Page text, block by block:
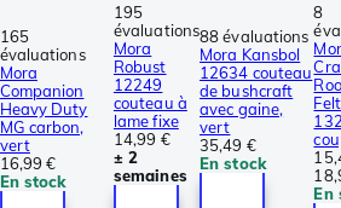
165
évaluations
Mora
Companion
Heavy Duty
MG carbon,
vert
16,99 €
En stock
195
évaluations
Mora
Robust
12249
couteau à
lame fixe
14,99 €
± 2
semaines
88 évaluations
Mora Kansbol
12634 couteau
de bushcraft
avec gaine,
vert
35,49 €
En stock
8
En